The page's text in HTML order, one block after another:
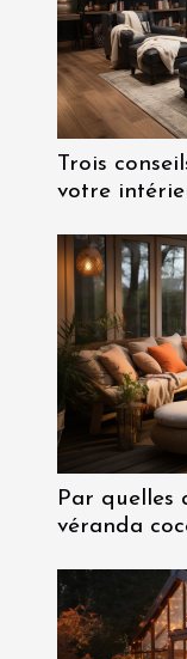
Trois
votre
Par quelles
véranda